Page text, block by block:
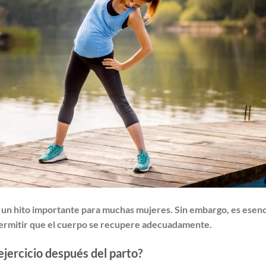
hito importante para muchas mujeres. Sin embargo, es
que el cuerpo se recupere adecuadamente.
después del parto?